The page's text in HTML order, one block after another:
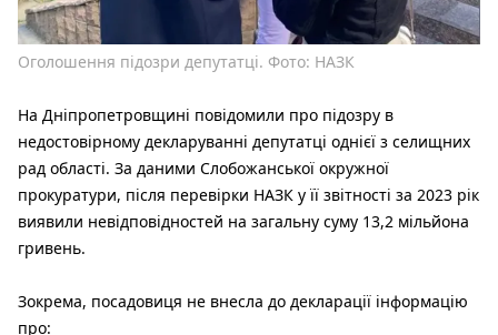
Оголошення підозри депутатці. Фото: НАЗК
На Дніпропетровщині повідомили про підозру в
недостовірному декларуванні депутатці однієї з селищних
рад області. За даними Слобожанської окружної
прокуратури, після перевірки НАЗК у її звітності за 2023 рік
виявили невідповідностей на загальну суму 13,2 мільйона
гривень.
Зокрема, посадовиця не внесла до декларації інформацію
про: